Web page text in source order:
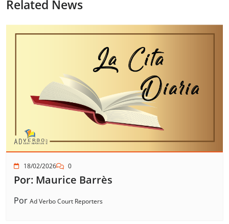
Related News
18/02/2026 0
Por: Maurice Barrès
Por Ad Verbo Court Reporters